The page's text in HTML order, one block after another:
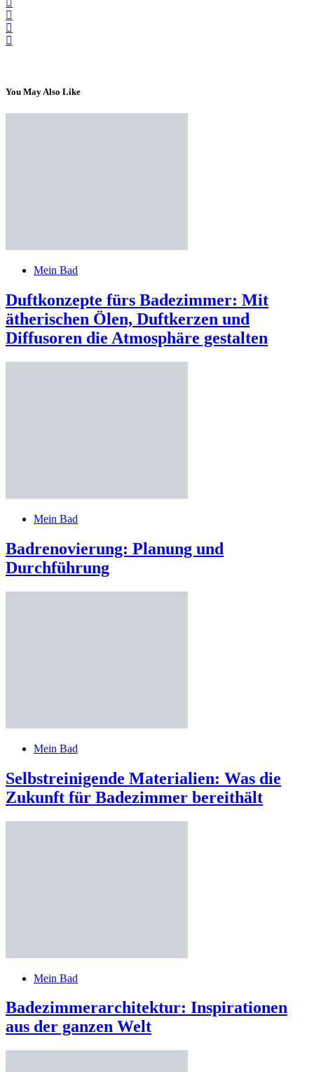
You May Also Like
Mein Bad
Duftkonzepte fürs Badezimmer: Mit
ätherischen Ölen, Duftkerzen und
Diffusoren die Atmosphäre gestalten
Mein Bad
Badrenovierung: Planung und
Durchführung
Mein Bad
Selbstreinigende Materialien: Was die
Zukunft für Badezimmer bereithält
Mein Bad
Badezimmerarchitektur: Inspirationen
aus der ganzen Welt